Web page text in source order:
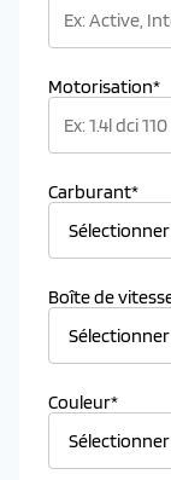
Motorisation*
Carburant*
Boîte de
Couleur*